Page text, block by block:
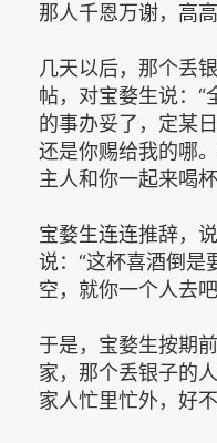
那人千恩万谢，高
几天以后，那个丢
帖，对宝婺生说：“
的事办妥了，定某
还是你赐给我的哪
主人和你一起来喝
宝婺生连连推辞，
说：“这杯喜酒倒是
空，就你一个人去
于是，宝婺生按期
家，那个丢银子的
家人忙里忙外，好不